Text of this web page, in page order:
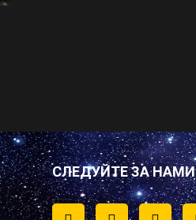
СЛЕДУЙТЕ ЗА НАМИ